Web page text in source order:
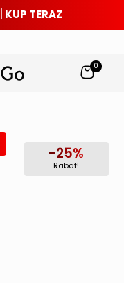
KUP TERAZ
0
-25%
Rabat!